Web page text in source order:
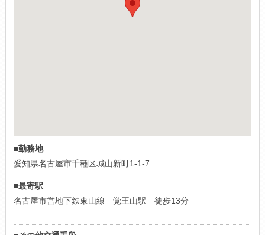
■勤務地
愛知県名古屋市千種区城山新町1-1-7
■最寄駅
名古屋市営地下鉄東山線 覚王山駅 徒歩13分